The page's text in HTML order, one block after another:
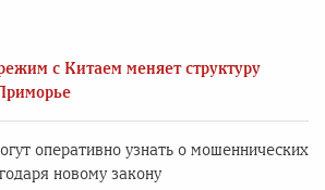
с Китаем меняет структуру
оперативно узнать о мошеннических
новому закону